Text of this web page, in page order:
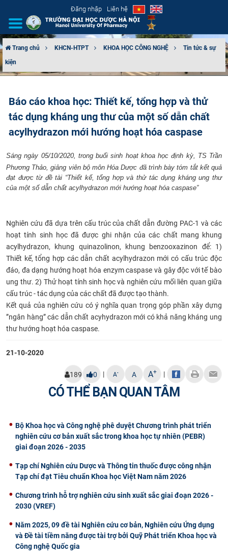
Đăng nhập Liên hệ
GIỚI THIỆU
TUYỂN SINH
ĐẢM BẢO CHẤT LƯỢNG
KHOA HỌC CÔNG NGHỆ
CỰU NGƯỜI HỌC
Trang chủ KHCN-HTPT KHOA HỌC CÔNG NGHỆ
Tin tức & sự
kiện
Báo cáo khoa học: Thiết kế, tổng hợp và thử
tác dụng kháng ung thư của một số dẫn chất
acylhydrazon mới hướng hoạt hóa caspase
Sáng ngày 05/10/2020, trong buổi sinh hoạt khoa học định kỳ, TS Trần
Phương Thảo, giảng viên bộ môn Hóa Dược đã trình bày tóm tắt kết quả
đạt được từ đề tài “Thiết kế, tổng hợp và thử tác dụng kháng ung thư
của một số dẫn chất acylhydrazon mới hướng hoạt hóa caspase”
Nghiên cứu đã dựa trên cấu trúc của chất dẫn đường PAC-1 và các
hoạt tính sinh học đã được ghi nhận của các chất mang khung
acylhydrazon, khung quinazolinon, khung benzooxazinon để: 1)
Thiết kế, tổng hợp các dẫn chất acylhydrazon mới có cấu trúc độc
đáo, đa dạng hướng hoạt hóa enzym caspase và gây độc với tế bào
ung thư. 2) Thử hoạt tính sinh học và nghiên cứu mối liên quan giữa
cấu trúc - tác dụng của các chất đã được tạo thành.
Kết quả của nghiên cứu có ý nghĩa quan trọng góp phần xây dựng
”ngân hàng” các dẫn chất acyhydrazon mới có khả năng kháng ung
thư hướng hoạt hóa caspase.
21-10-2020
189 0 | A- A A+ |
CÓ THỂ BẠN QUAN TÂM
Bộ Khoa học và Công nghệ phê duyệt Chương trình phát triển
nghiên cứu cơ bản xuất sắc trong khoa học tự nhiên (PEBR)
giai đoạn 2026 - 2035
Tạp chí Nghiên cứu Dược và Thông tin thuốc được công nhận
Tạp chí đạt Tiêu chuẩn Khoa học Việt Nam năm 2026
Chương trình hỗ trợ nghiên cứu sinh xuất sắc giai đoạn 2026 -
2030 (VREF)
Năm 2025, 09 đề tài Nghiên cứu cơ bản, Nghiên cứu Ứng dụng
và Đề tài tiềm năng được tài trợ bởi Quỹ Phát triển Khoa học và
Công nghệ Quốc gia